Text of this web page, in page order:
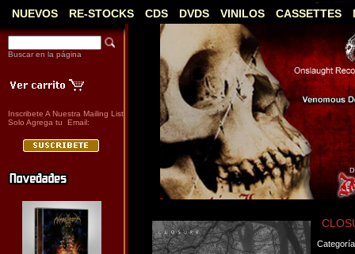
NUEVOS RE-STOCKS CDS DVDS VINILOS CASSETTES
Buscar en la página
Inscribete A Nuestra Mailing List
Solo Agrega tu Email: